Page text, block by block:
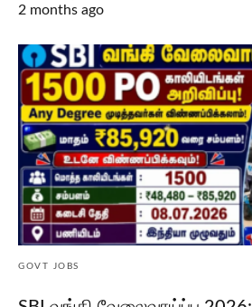
2 months ago
GOVT JOBS